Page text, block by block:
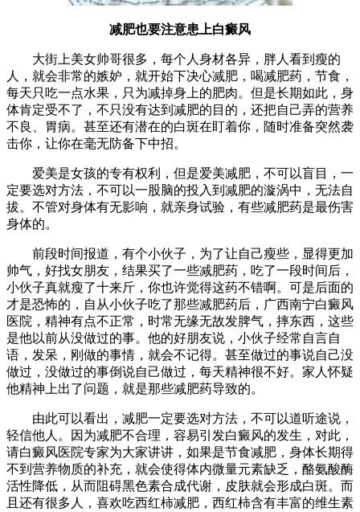
减肥也要注意患上白癜风
大街上美女帅哥很多，每个人身材各异，胖人看到瘦的
人，就会非常的嫉妒，就开始下决心减肥，喝减肥药，节食，
每天只吃一点水果，只为减掉身上的肥肉。但是长期如此，身
体肯定受不了，不只没有达到减肥的目的，还把自己弄的营养
不良、胃病。甚至还有潜在的白斑在盯着你，随时准备突然袭
击你，让你在毫无防备下中招。
爱美是女孩的专有权利，但是爱美减肥，不可以盲目，一
定要选对方法，不可以一股脑的投入到减肥的漩涡中，无法自
拔。不管对身体有无影响，就亲身试验，有些减肥药是最伤害
身体的。
前段时间报道，有个小伙子，为了让自己瘦些，显得更加
帅气，好找女朋友，结果买了一些减肥药，吃了一段时间后，
小伙子真就瘦了十来斤，你也许觉得这药不错啊。可是后面的
才是恐怖的，自从小伙子吃了那些减肥药后，广西南宁白癜风
医院，精神有点不正常，时常无缘无故发脾气，摔东西，这些
是他以前从没做过的事。他的好朋友说，小伙子经常自言自
语，发呆，刚做的事情，就会不记得。甚至做过的事说自己没
做过，没做过的事倒说自己做过，每天精神很不好。家人怀疑
他精神上出了问题，就是那些减肥药导致的。
由此可以看出，减肥一定要选对方法，不可以道听途说，
轻信他人。因为减肥不合理，容易引发白癜风的发生，对此，
请白癜风医院专家为大家讲讲，如果是节食减肥，身体长期得
不到营养物质的补充，就会使得体内微量元素缺乏，酪氨酸酶
活性降低，从而阻碍黑色素合成代谢，皮肤就会形成白斑。而
且还有很多人，喜欢吃西红柿减肥，西红柿含有丰富的维生素